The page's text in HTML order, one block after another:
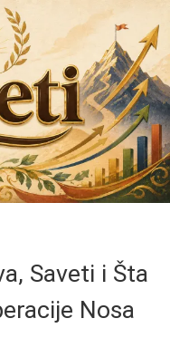
Saveti i Šta
Nosa